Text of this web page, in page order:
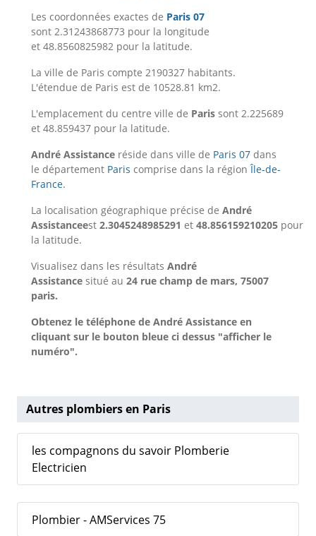
Les coordonnées exactes de Paris 07
sont 2.31243868773 pour la longitude
et 48.8560825982 pour la latitude.
La ville de Paris compte 2190327 habitants.
L'étendue de Paris est de 10528.81 km2.
L'emplacement du centre ville de Paris sont 2.225689
et 48.859437 pour la latitude.
André Assistance réside dans ville de Paris 07 dans
le département Paris comprise dans la régionÎle-de-
France.
La localisation géographique précise de André
Assistanceest 2.3045248985291 et 48.856159210205 pour
la latitude.
Visualisez dans les résultats André
Assistance situé au 24 rue champ de mars, 75007
paris.
Obtenez le téléphone de André Assistance en
cliquant sur le bouton bleue ci dessus "afficher le
numéro".
Autres plombiers en Paris
les compagnons du savoir Plomberie
Electricien
Plombier - AMServices 75